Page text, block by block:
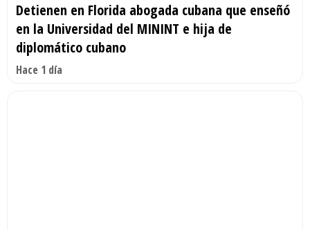
Detienen en Florida abogada cubana que enseñó
en la Universidad del MININT e hija de
diplomático cubano
Hace 1 día